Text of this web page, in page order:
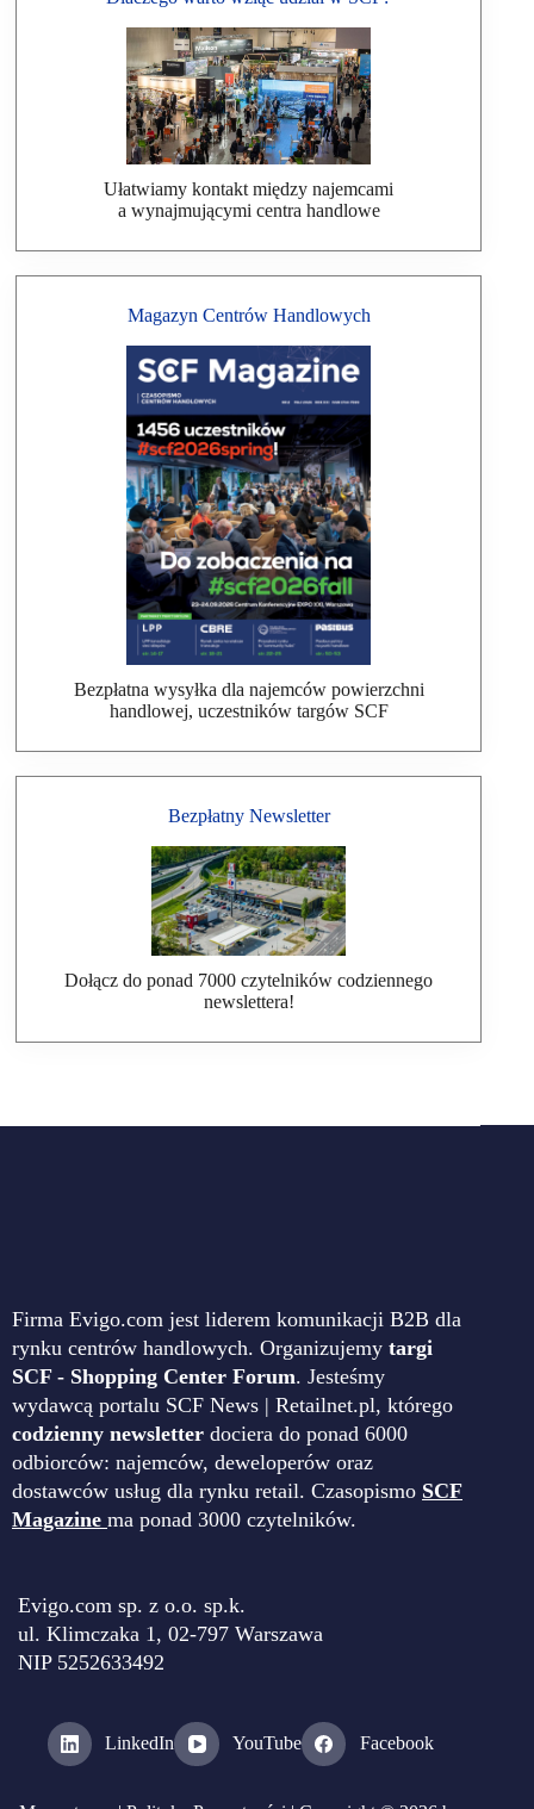
Ułatwiamy kontakt między najemcami
a wynajmującymi centra handlowe
Magazyn Centrów Handlowych
Bezpłatna wysyłka dla najemców powierzchni
handlowej, uczestników targów SCF
Bezpłatny Newsletter
Dołącz do ponad 7000 czytelników codziennego
newslettera!
Firma Evigo.com jest liderem komunikacji B2B dla
rynku centrów handlowych. Organizujemy targi
SCF - Shopping Center Forum. Jesteśmy
wydawcą portalu SCF News | Retailnet.pl, którego
codzienny newsletter dociera do ponad 6000
odbiorców: najemców, deweloperów oraz
dostawców usług dla rynku retail. Czasopismo SCF
Magazine ma ponad 3000 czytelników.
Evigo.com sp. z o.o. sp.k.
ul. Klimczaka 1, 02-797 Warszawa
NIP 5252633492
LinkedIn YouTube Facebook